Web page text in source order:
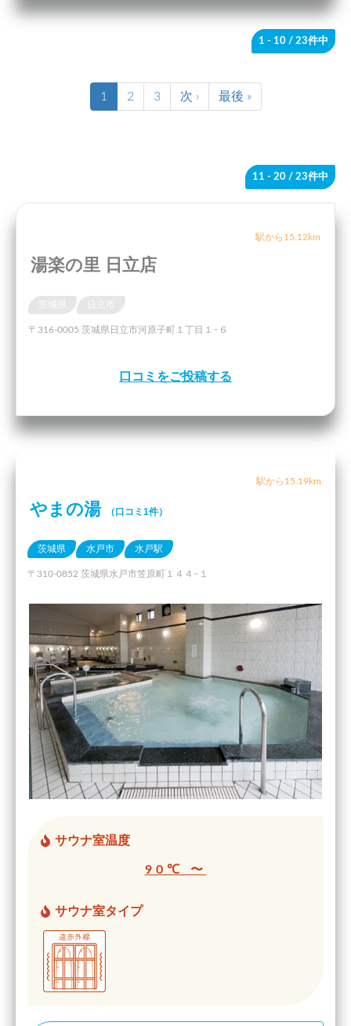
1 - 10 / 23件中
1 2 3 次 › 最後 »
11 - 20 / 23件中
駅から15.12km
湯楽の里 日立店
〒316-0005 茨城県日立市河原子町１丁目１−６
口コミをご投稿する
駅から15.19km
やまの湯 （口コミ1件）
茨城県 水戸市 水戸駅
〒310-0852 茨城県水戸市笠原町１４４−１
サウナ室温度
90℃ 〜
サウナ室タイプ